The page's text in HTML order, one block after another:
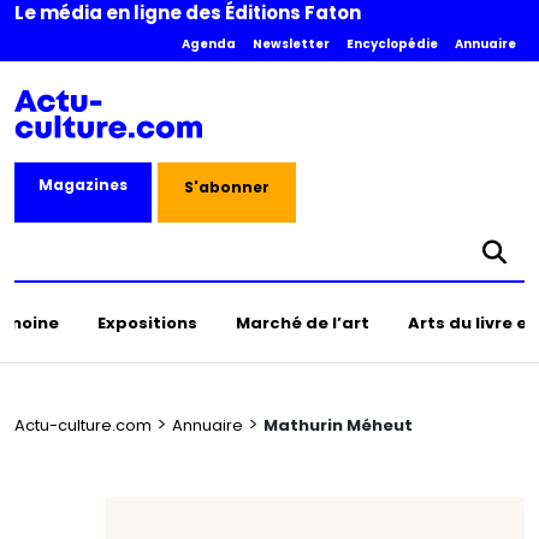
Le média en ligne des Éditions Faton
Agenda Newsletter Encyclopédie Annuaire
Magazines S'abonner
Expositions Marché de l’art Arts du livre
Actu-culture.com > Annuaire > Mathurin Méheut